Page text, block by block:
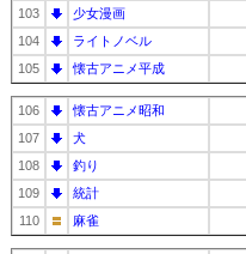
103
少女漫画
104
ライトノベル
105
懐古アニメ平成
106
懐古アニメ昭和
107
犬
108
釣り
109
統計
110
麻雀